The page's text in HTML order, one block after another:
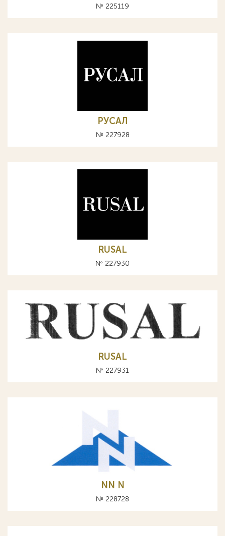
№ 225119
РУСАЛ
№ 227928
RUSAL
№ 227930
RUSAL
№ 227931
NN N
№ 228728